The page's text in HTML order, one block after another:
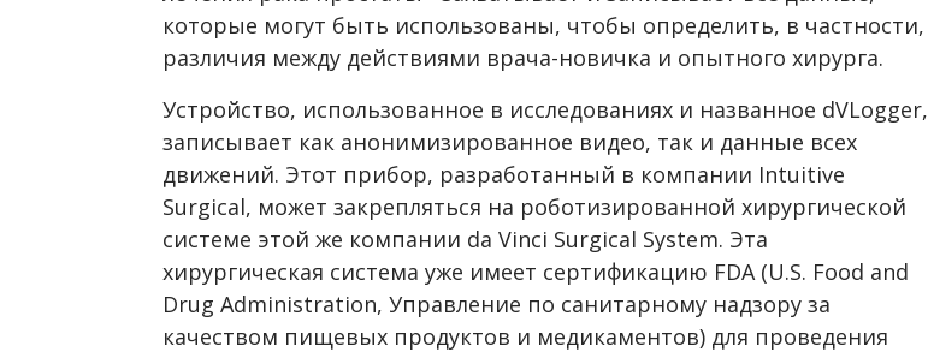
которые могут быть использованы, чтобы определить, в частности,
различия между действиями врача-новичка и опытного хирурга.
Устройство, использованное в исследованиях и названное dVLogger,
записывает как анонимизированное видео, так и данные всех
движений. Этот прибор, разработанный в компании Intuitive
Surgical, может закрепляться на роботизированной хирургической
системе этой же компании da Vinci Surgical System. Эта
хирургическая система уже имеет сертификацию FDA (U.S. Food and
Drug Administration, Управление по санитарному надзору за
качеством пищевых продуктов и медикаментов) для проведения